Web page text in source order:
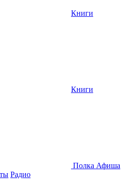
Книги
Книги
Полка Афиша
Радио